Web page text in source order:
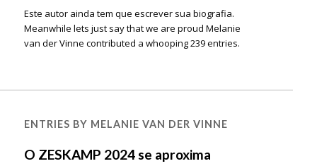
Este autor ainda tem que escrever sua biografia.
Meanwhile lets just say that we are proud Melanie
van der Vinne contributed a whooping 239 entries.
ENTRIES BY MELANIE VAN DER VINNE
O ZESKAMP 2024 se aproxima